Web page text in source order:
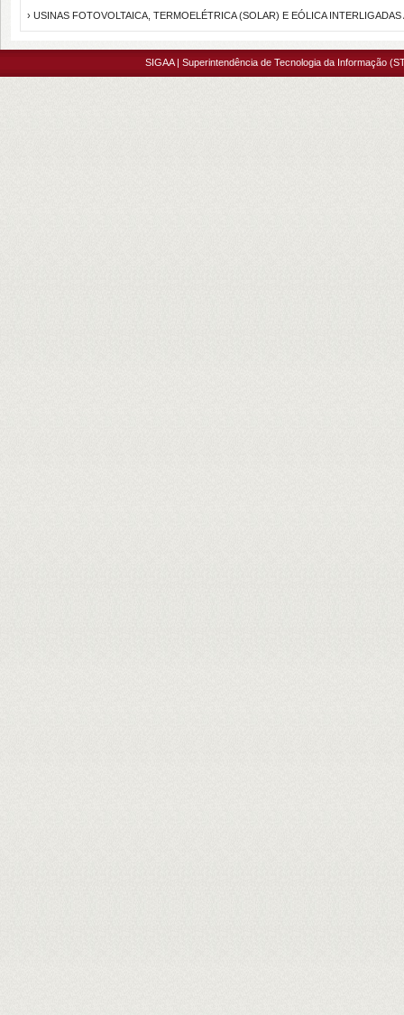
› USINAS FOTOVOLTAICA, TERMOELÉTRICA (SOLAR) E EÓLICA
SIGAA | Superintendência de Tecnologia da Informação